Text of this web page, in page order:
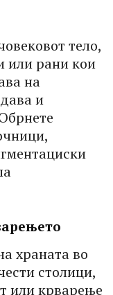
тело,
или рани кои
на
и
храната во
столици,
или крварење